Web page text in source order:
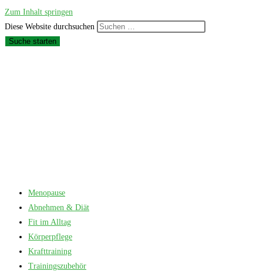
Zum Inhalt springen
Diese Website durchsuchen
Suche starten
Menopause
Abnehmen & Diät
Fit im Alltag
Körperpflege
Krafttraining
Trainingszubehör